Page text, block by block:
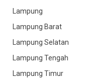
Lampung
Lampung Barat
Lampung Selatan
Lampung Tengah
Lampung Timur